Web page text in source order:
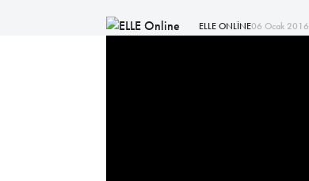
ELLE ONLİNE06 Ocak 2016